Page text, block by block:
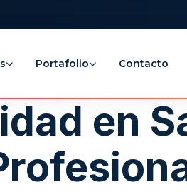
Portafolio Contacto
en